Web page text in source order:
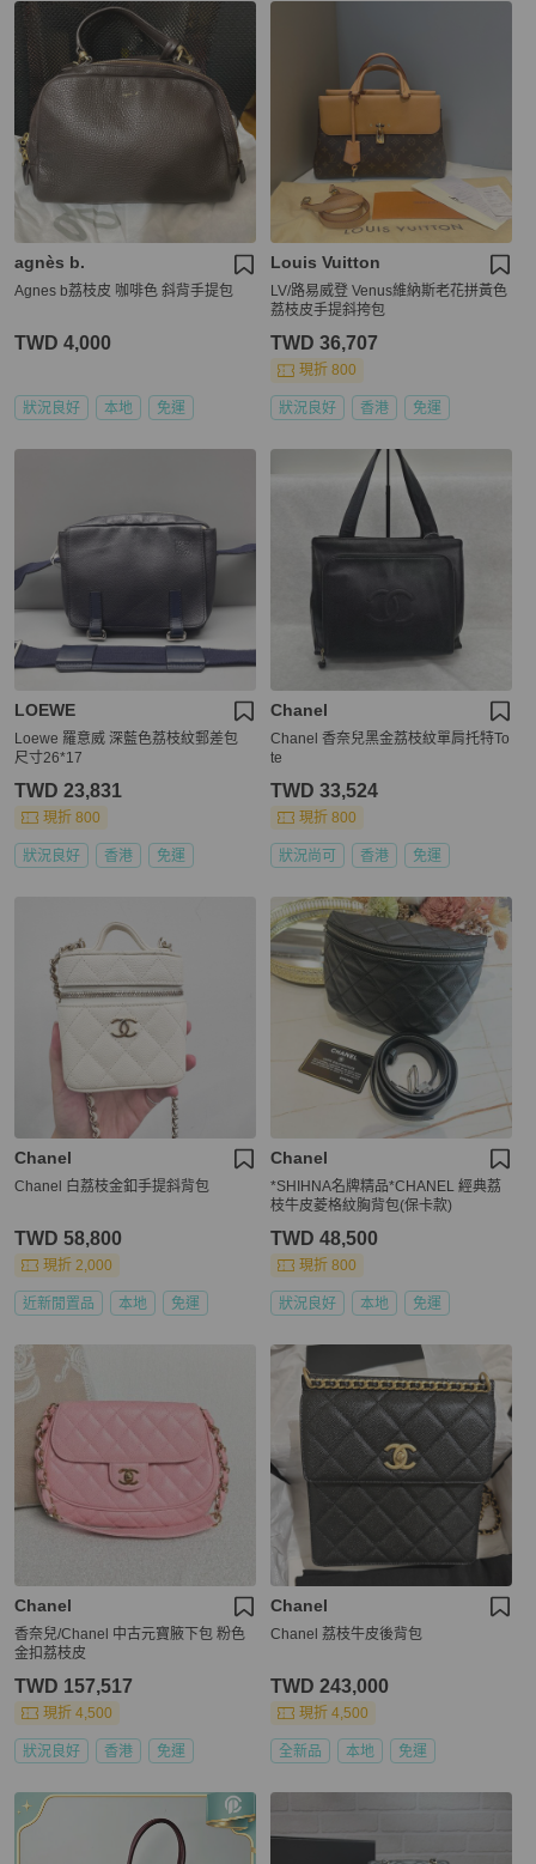
agnès b.
Agnes b荔枝皮 咖啡色 斜背手提包
TWD 4,000
狀況良好 本地 免運
Louis Vuitton
LV/路易威登 Venus維納斯老花拼黃色
荔枝皮手提斜挎包
TWD 36,707
現折 800
狀況良好 香港 免運
LOEWE
Loewe 羅意威 深藍色荔枝紋郵差包
尺寸26*17
TWD 23,831
現折 800
狀況良好 香港 免運
Chanel
Chanel 香奈兒黑金荔枝紋單肩托特To
te
TWD 33,524
現折 800
狀況尚可 香港 免運
Chanel
Chanel 白荔枝金釦手提斜背包
TWD 58,800
現折 2,000
近新閒置品 本地 免運
Chanel
*SHIHNA名牌精品*CHANEL 經典荔
枝牛皮菱格紋胸背包(保卡款)
TWD 48,500
現折 800
狀況良好 本地 免運
Chanel
香奈兒/Chanel 中古元寶腋下包 粉色
金扣荔枝皮
TWD 157,517
現折 4,500
狀況良好 香港 免運
Chanel
Chanel 荔枝牛皮後背包
TWD 243,000
現折 4,500
全新品 本地 免運